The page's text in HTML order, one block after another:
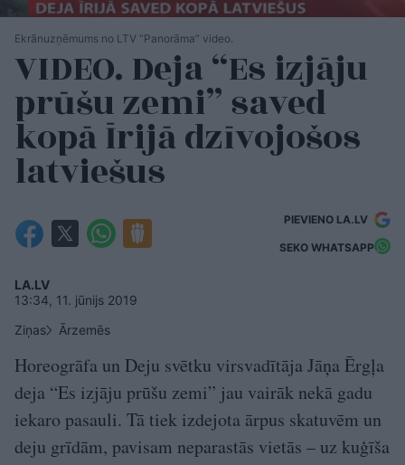
Ekrānuzņēmums no LTV “Panorāma” video.
VIDEO. Deja “Es izjāju
prūšu zemi” saved
kopā Īrijā dzīvojošos
latviešus
PIEVIENO LA.LV
SEKO WHATSAPP
LA.LV
13:34, 11. jūnijs 2019
Ziņas
Ārzemēs
Horeogrāfa un Deju svētku virsvadītāja Jāņa Ērgļa
deja “Es izjāju prūšu zemi” jau vairāk nekā gadu
iekaro pasauli. Tā tiek izdejota ārpus skatuvēm un
deju grīdām, pavisam neparastās vietās – uz kuģīša